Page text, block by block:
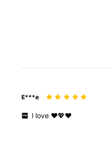
E***e
l love ❤️💖❤️